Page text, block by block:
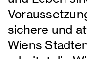
sichere und
Wiens